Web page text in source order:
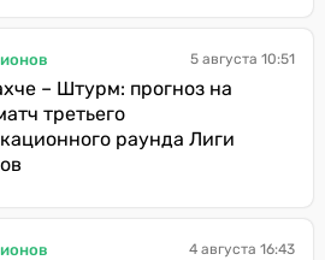
5 августа 10:51
– Штурм: прогноз на
третьего
раунда Лиги
4 августа 16:43